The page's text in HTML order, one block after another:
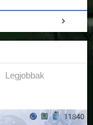
Legjobbak
11840